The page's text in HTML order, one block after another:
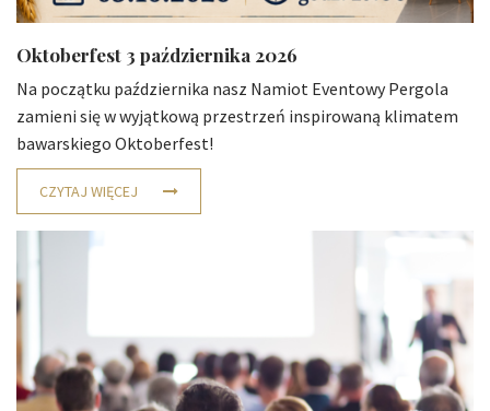
Oktoberfest 3 października 2026
Na początku października nasz Namiot Eventowy Pergola
zamieni się w wyjątkową przestrzeń inspirowaną klimatem
bawarskiego Oktoberfest!
CZYTAJ WIĘCEJ